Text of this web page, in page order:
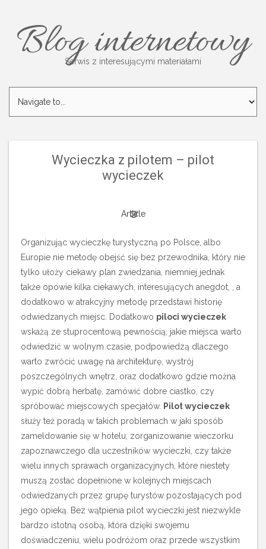
Blog internetowy
Serwis z interesującymi materiałami
Wycieczka z pilotem – pilot
wycieczek
Article
Organizując wycieczkę turystyczną po Polsce, albo
Europie nie metodę obejść się bez przewodnika, który nie
tylko ułoży ciekawy plan zwiedzania, niemniej jednak
także opowie kilka ciekawych, interesujących anegdot, , a
dodatkowo w atrakcyjny metodę przedstawi historię
odwiedzanych miejsc. Dodatkowo piloci wycieczek
wskażą ze stuprocentową pewnością, jakie miejsca warto
odwiedzić w wolnym czasie, podpowiedzą dlaczego
warto zwrócić uwagę na architekturę, wystrój
poszczególnych wnętrz, oraz dodatkowo gdzie można
wypić dobrą herbatę, zamówić dobre ciastko, czy
spróbować miejscowych specjałów. Pilot wycieczek
służy też poradą w takich problemach w jaki sposób
zameldowanie się w hotelu, zorganizowanie wieczorku
zapoznawczego dla uczestników wycieczki, czy także
wielu innych sprawach organizacyjnych, które niestety
muszą zostać dopełnione w kolejnych miejscach
odwiedzanych przez grupę turystów pozostających pod
jego opieką. Bez wątpienia pilot wycieczki jest niezwykle
bardzo istotną osobą, która dzięki swojemu
doświadczeniu, wielu podróżom oraz przede wszystkim